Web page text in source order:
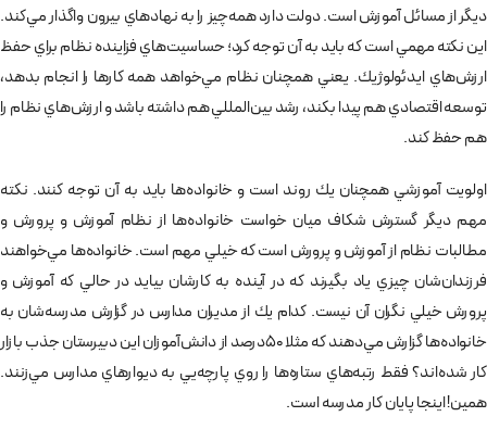
ديگر از مسائل آموزش است. دولت دارد همه‌چيز را به نهادهاي بيرون واگذار مي‌كند.
اين نكته مهمي است كه بايد به آن توجه كرد؛ حساسيت‌هاي فزاينده نظام براي حفظ
ارزش‌هاي ايدئولوژيك. يعني همچنان نظام مي‌خواهد همه كارها را انجام بدهد،
توسعه اقتصادي هم پيدا بكند، رشد بين‌المللي هم داشته باشد و ارزش‌هاي نظام را
هم حفظ كند.
اولويت آموزشي همچنان يك روند است و خانواده‌ها بايد به آن توجه كنند. نكته
مهم ديگر گسترش شكاف ميان خواست خانواده‌ها از نظام آموزش و پرورش و
مطالبات نظام از آموزش و پرورش است كه خيلي مهم است. خانواده‌ها مي‌خواهند
فرزندان‌شان چيزي ياد بگيرند كه در آينده به كارشان بيايد در حالي كه آموزش و
پرورش خيلي نگران آن نيست. كدام يك از مديران مدارس در گزارش مدرسه‌شان به
خانواده‌ها گزارش مي‌دهند كه مثلا 50درصد از دانش‌آموزان اين دبيرستان جذب بازار
كار شده‌اند؟ فقط رتبه‌هاي ستاره‌ها را روي پارچه‌يي به ديوارهاي مدارس مي‌زنند.
همين! اينجا پايان كار مدرسه است.